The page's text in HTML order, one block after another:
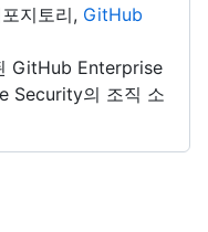
지토리, GitHub
GitHub Enterprise
Security의 조직 소